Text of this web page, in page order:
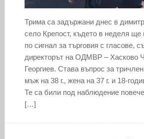
Трима са задържани днес в
село Крепост, където в неделя
по сигнал за търговия с гласове,
директорът на ОДМВР – Хасково
Георгиев. Става въпрос за
мъж на 38 г., жена на 37 г. и 18-
Те са били под наблюдение
[…]